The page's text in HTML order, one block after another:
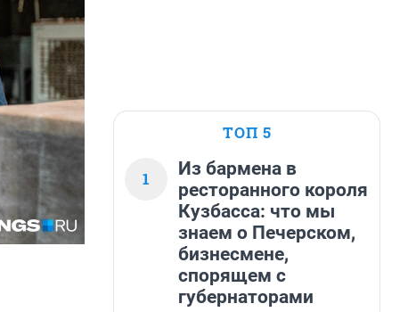
ТОП 5
1
Из бармена в
ресторанного короля
Кузбасса: что мы
знаем о Печерском,
бизнесмене,
спорящем с
губернаторами